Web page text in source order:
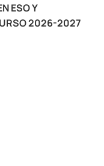
ESO Y
2026-2027